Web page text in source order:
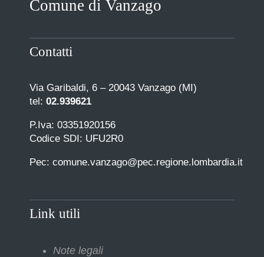
COMUNICAZIONE
Comune di Vanzago
Contatti
Via Garibaldi, 6 – 20043 Vanzago (MI)
tel: 02.939621
P.Iva: 03351920156
Codice SDI: UFU2R0
Pec: comune.vanzago@pec.regione.lombardia.it
Link utili
Note legali